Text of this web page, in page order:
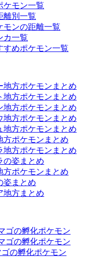
ケモン一覧
離別一覧
モンの距離一覧
カ一覧
すめポケモン一覧
地方ポケモンまとめ
地方ポケモンまとめ
地方ポケモンまとめ
地方ポケモンまとめ
地方ポケモンまとめ
方ポケモンまとめ
地方ポケモンまとめ
の姿まとめ
方ポケモンまとめ
姿まとめ
地方まとめ
ゴの孵化ポケモン
ゴの孵化ポケモン
ゴの孵化ポケモン